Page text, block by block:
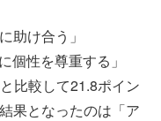
助け合う」
個性を尊重する」
比較して21.8ポイン
果となったのは「ア